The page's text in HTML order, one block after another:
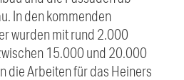
In den kommenden
wurden mit rund 2.000
15.000 und 20.000
die Arbeiten für das Heiners